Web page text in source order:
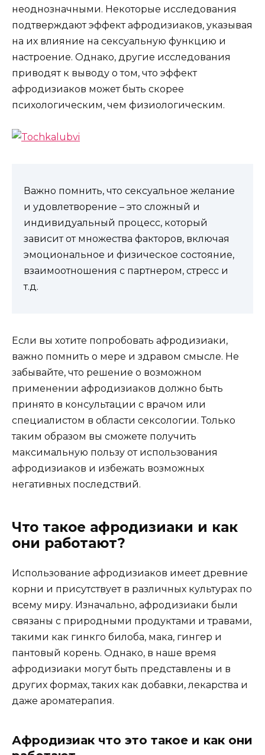
неоднозначными. Некоторые исследования
подтверждают эффект афродизиаков, указывая
на их влияние на сексуальную функцию и
настроение. Однако, другие исследования
приводят к выводу о том, что эффект
афродизиаков может быть скорее
психологическим, чем физиологическим.
Важно помнить, что сексуальное желание
и удовлетворение – это сложный и
индивидуальный процесс, который
зависит от множества факторов, включая
эмоциональное и физическое состояние,
взаимоотношения с партнером, стресс и
т.д.
Если вы хотите попробовать афродизиаки,
важно помнить о мере и здравом смысле. Не
забывайте, что решение о возможном
применении афродизиаков должно быть
принято в консультации с врачом или
специалистом в области сексологии. Только
таким образом вы сможете получить
максимальную пользу от использования
афродизиаков и избежать возможных
негативных последствий.
Что такое афродизиаки и как
они работают?
Использование афродизиаков имеет древние
корни и присутствует в различных культурах по
всему миру. Изначально, афродизиаки были
связаны с природными продуктами и травами,
такими как гинкго билоба, мака, гингер и
пантовый корень. Однако, в наше время
афродизиаки могут быть представлены и в
других формах, таких как добавки, лекарства и
даже ароматерапия.
Афродизиак что это такое и как они